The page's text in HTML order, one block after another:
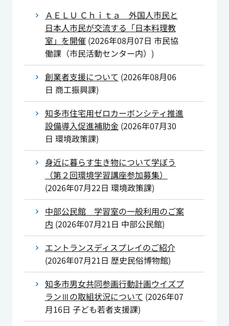
ＡＥＬＵ Ｃｈｉｔａ 外国人市民と
日本人市民が交流する「日本料理教
室」を開催(2026年08月07日 市民協
働課（市民活動センター内） )
創業者支援について (2026年08月06
日 商工振興課)
知多市住宅用ゼロカーボンシティ推進
設備導入促進補助金(2026年07月30
日 環境政策課)
身近に暮らす生き物について学ぼう
（第２回環境学習講座参加募集）
(2026年07月22日 環境政策課)
中部公民館 学習室の一般利用のご案
内 (2026年07月21日 中部公民館)
エントランスディスプレイのご紹介
(2026年07月21日 歴史民俗博物館)
知多市男女共同参画行動計画ウイズプ
ランⅢの取組状況について (2026年07
月16日 子ども若者支援課)